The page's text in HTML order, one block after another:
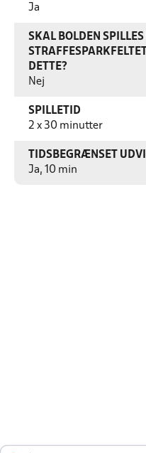
Ja
SKAL BOLDEN SPILLES
DETTE?
Nej
SPILLETID
2 x 30 minutter
TIDSBEGRÆNSET
Ja, 10 min